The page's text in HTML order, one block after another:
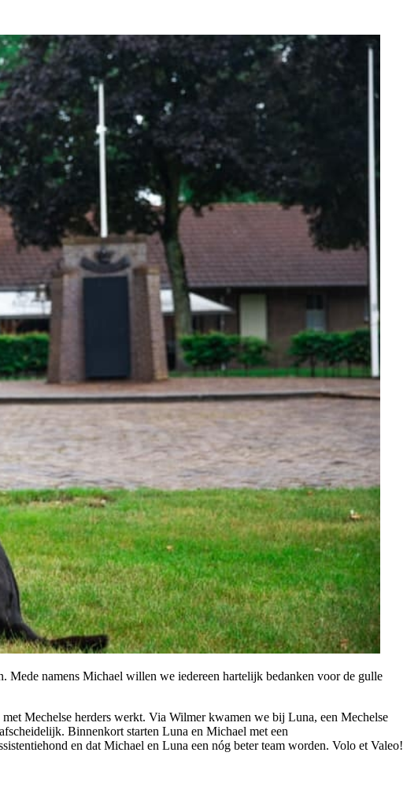
Mede namens Michael willen we iedereen hartelijk bedanken voor de gulle
Mechelse herders werkt. Via Wilmer kwamen we bij Luna, een Mechelse
Binnenkort starten Luna en Michael met een
en dat Michael en Luna een nóg beter team worden. Volo et Valeo!